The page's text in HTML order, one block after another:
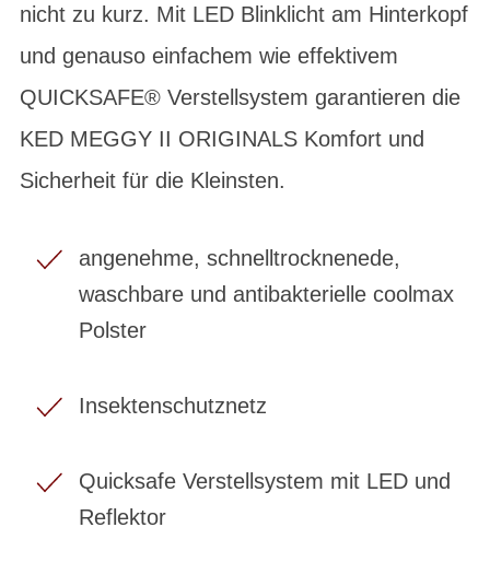
nicht zu kurz. Mit LED Blinklicht am Hinterkopf
und genauso einfachem wie effektivem
QUICKSAFE® Verstellsystem garantieren die
KED MEGGY II ORIGINALS Komfort und
Sicherheit für die Kleinsten.
angenehme, schnelltrocknenede,
waschbare und antibakterielle coolmax
Polster
Insektenschutznetz
Quicksafe Verstellsystem mit LED und
Reflektor